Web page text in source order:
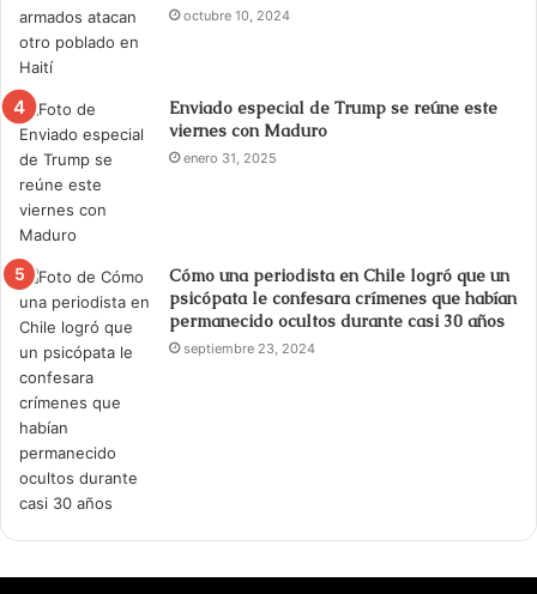
octubre 10, 2024
Enviado especial de Trump se reúne este
viernes con Maduro
enero 31, 2025
Cómo una periodista en Chile logró que un
psicópata le confesara crímenes que habían
permanecido ocultos durante casi 30 años
septiembre 23, 2024